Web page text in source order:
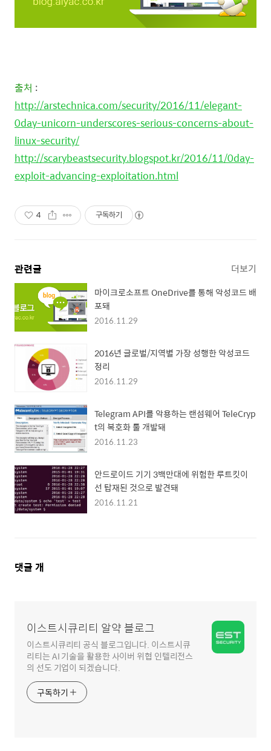
출처 :
http://arstechnica.com/security/2016/11/elegant-
0day-unicorn-underscores-serious-concerns-about-
linux-security/
http://scarybeastsecurity.blogspot.kr/2016/11/0day-
exploit-advancing-exploitation.html
4 구독하기
관련글 더보기
마이크로소프트 OneDrive를 통해 악성코드 배
포돼
2016.11.29
2016년 글로벌/지역별 가장 성행한 악성코드
정리
2016.11.29
Telegram API를 악용하는 랜섬웨어 TeleCryp
t의 복호화 툴 개발돼
2016.11.23
안드로이드 기기 3백만대에 위험한 루트킷이
선 탑재된 것으로 발견돼
2016.11.21
댓
댓글 개
이스트시큐리티 알약 블로그
이스트시큐리티 공식 블로그입니다. 이스트시큐
리티는 AI 기술을 활용한 사이버 위협 인텔리전스
의 선도 기업이 되겠습니다.
구독하기